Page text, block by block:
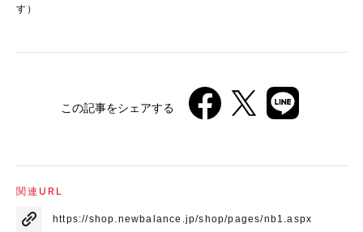
す）
この記事をシェアする
関連URL
https://shop.newbalance.jp/shop/pages/nb1.aspx